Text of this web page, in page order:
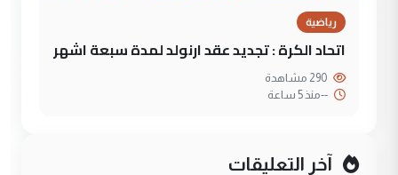
رياضية
اتحاد الكرة : تجديد عقد ارنولد لمدة سبعة اشهر
--منذ 5 ساعة
آخر التعليقات